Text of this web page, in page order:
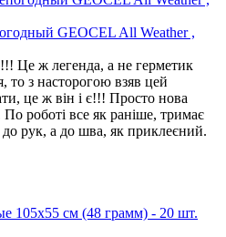
GEOCEL All Weather ,
Це ж легенда, а не герметик
то з насторогою взяв цей
це ж він і є!!! Просто нова
роботі все як раніше, тримає
рук, а до шва, як приклеєний.